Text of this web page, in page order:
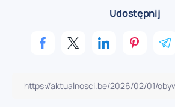
Udostępnij